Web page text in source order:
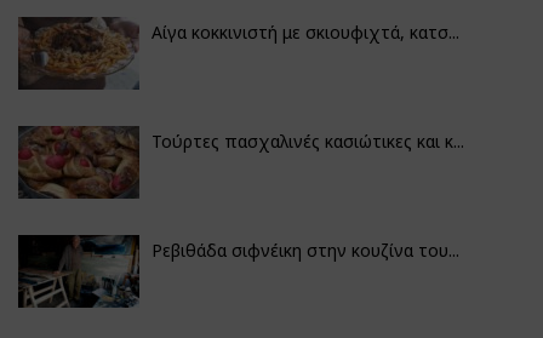
Αίγα κοκκινιστή με σκιουφιχτά, κατσ...
Τούρτες πασχαλινές κασιώτικες και κ...
Ρεβιθάδα σιφνέικη στην κουζίνα του...